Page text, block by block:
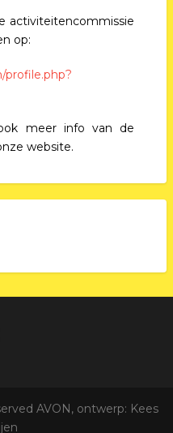
activiteitencommissie
op:
profile.php?
meer info van de
website.
AVON, ontwerp: Kees